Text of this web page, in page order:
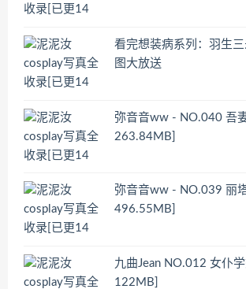
看完想装病系列：羽生
图大放送
弥音音ww - NO.040 吾
263.84MB]
弥音音ww - NO.039 丽
496.55MB]
九曲Jean NO.012 女仆
122MB]